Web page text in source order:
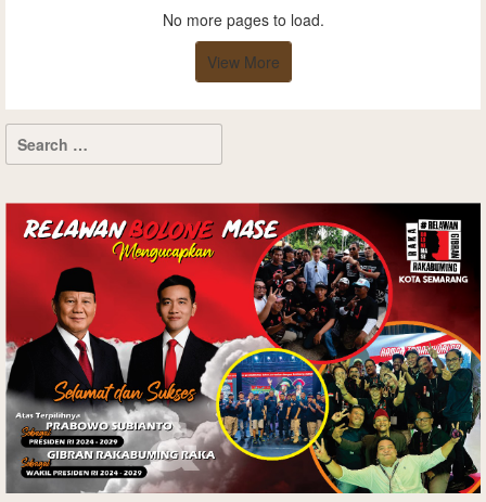
No more pages to load.
View More